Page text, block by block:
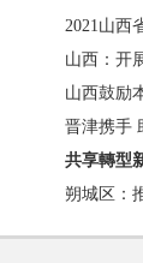
2021山西
山西：开
山西鼓励
晋津携手
共享轉型
朔城区：